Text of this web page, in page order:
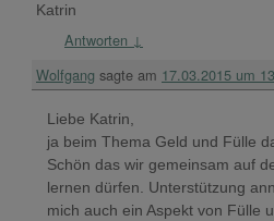
Katrin
Antworten ↓
Wolfgang sagte am 17.03.2015 um
Liebe Katrin,
ja beim Thema Geld und Fülle
Schön das wir gemeinsam auf
lernen dürfen. Unterstützung
mich auch ein Aspekt von Fülle